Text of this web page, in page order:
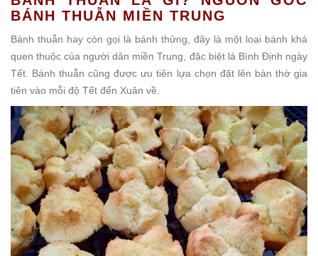
BÁNH THUẪN MIỀN TRUNG
Bánh thuẫn hay còn gọi là bánh thửng, đây là một loại bánh khá
quen thuộc của người dân miền Trung, đặc biệt là Bình Định ngày
Tết. Bánh thuẫn cũng được ưu tiên lựa chọn đặt lên bàn thờ gia
tiên vào mỗi độ Tết đến Xuân về.